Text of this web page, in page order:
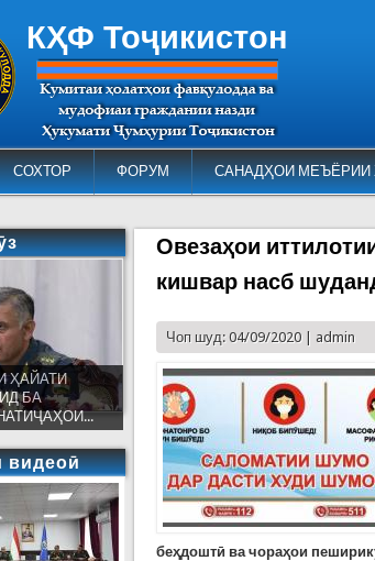
КҲФ Тоҷикистон
СОХТОР ФОРУМ САНАДҲОИ МЕЪЁРИИ
Овезаҳои
кишвар насб
Чоп шуд: 04/09/2020 | admin
беҳдоштӣ ва чораҳои
ҲАЙАТИ
БА
видеоӣ